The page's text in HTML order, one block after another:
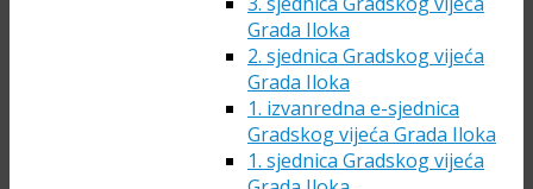
Grada Iloka
2. sjednica Gradskog vijeća
Grada Iloka
1. izvanredna e-sjednica
Gradskog vijeća Grada Iloka
1. sjednica Gradskog vijeća